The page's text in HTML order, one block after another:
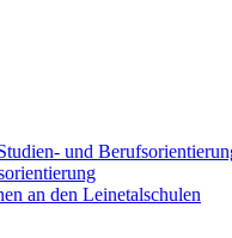
und
an den Leinetalschulen